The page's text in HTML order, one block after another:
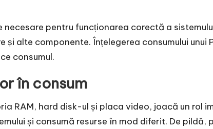
necesare pentru funcționarea corectă a
și alte componente. Înțelegerea consumului
consumul.
în consum
RAM, hard disk-ul și placa video, joacă un rol
și consumă resurse în mod diferit. De